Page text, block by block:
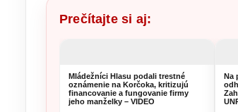
Prečítajte si aj:
Mládežníci Hlasu podali trestné
oznámenie na Korčoka, kritizujú
financovanie a fungovanie firmy
jeho manželky – VIDEO
Na